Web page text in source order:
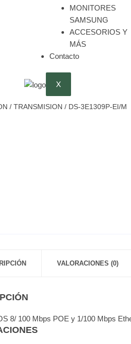
MONITORES
SAMSUNG
ACCESORIOS Y
MÁS
Contacto
X
/ TRANSMISION / DS-3E1309P-EI/M
VALORACIONES (0)
8/ 100 Mbps POE y 1/100 Mbps